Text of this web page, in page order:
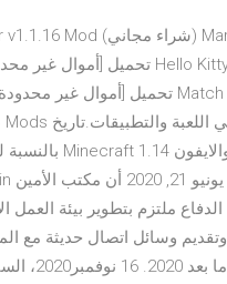
الدفاع ملتزم بتطوير بيئة
وتقديم وسائل اتصال حديثة مع